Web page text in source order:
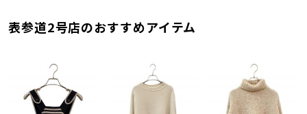
表参道2号店のおすすめアイテム